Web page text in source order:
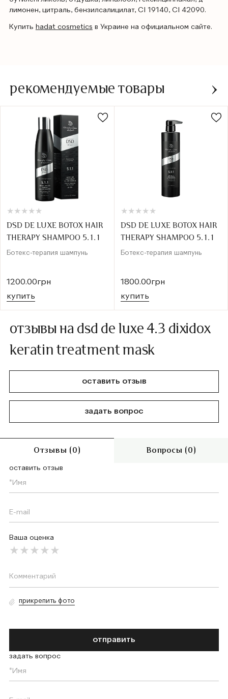
лимонен, цитраль, бензилсалицилат, СI 19140, CI 42090.
Купить hadat cosmetics в Украине на официальном сайте.
рекомендуемые товары
★
★ ★
★ ★
★ ★
★ ★
★
DSD DE LUXE BOTOX HAIR
THERAPY SHAMPOO 5.1.1
Ботекс-терапия шампунь
1200.00грн
купить
★
★ ★
★ ★
★ ★
★ ★
★
DSD DE LUXE BOTOX HAIR
THERAPY SHAMPOO 5.1.1
Ботекс-терапия шампунь
1800.00грн
купить
отзывы на dsd de luxe 4.3 dixidox
keratin treatment mask
оставить отзыв
задать вопрос
Отзывы (0) Вопросы (0)
оставить отзыв
Ваша оценка
прикрепить фото
отправить
задать вопрос